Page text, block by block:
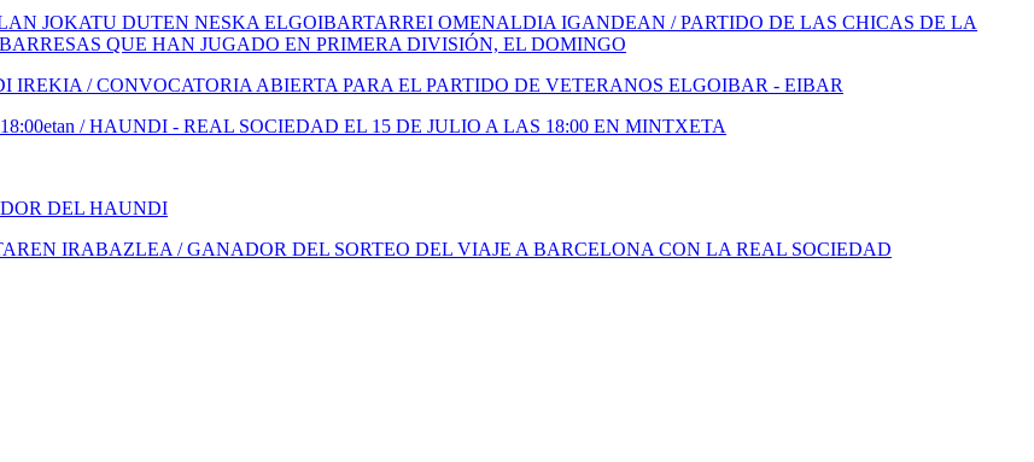
JOKATU DUTEN NESKA ELGOIBARTARREI OMENALDIA IGANDEAN / PARTIDO DE LAS CHICAS DE LA
QUE HAN JUGADO EN PRIMERA DIVISIÓN, EL DOMINGO
/ CONVOCATORIA ABIERTA PARA EL PARTIDO DE VETERANOS ELGOIBAR - EIBAR
/ HAUNDI - REAL SOCIEDAD EL 15 DE JULIO A LAS 18:00 EN MINTXETA
DEL HAUNDI
IRABAZLEA / GANADOR DEL SORTEO DEL VIAJE A BARCELONA CON LA REAL SOCIEDAD